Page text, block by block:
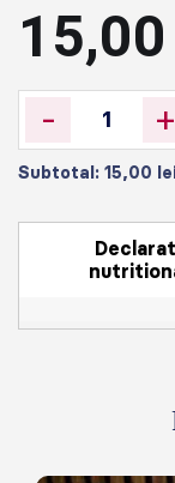
15,00
- +
Subtotal: 15,00